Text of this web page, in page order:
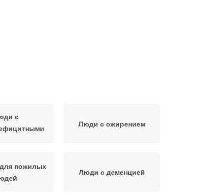
с
Люди с ожирением
пожилых
Люди с деменцией